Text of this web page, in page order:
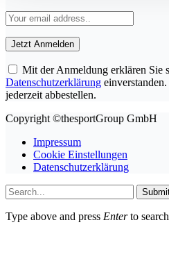
Mit der Anmeldung erklären Sie
Datenschutzerklärung
jederzeit abbestellen.
Copyright ©thesportGroup GmbH
Impressum
Cookie Einstellungen
Datenschutzerklärung
Type above and press Enterto